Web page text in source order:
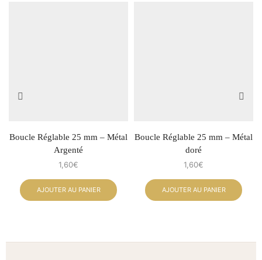
Boucle Réglable 25 mm – Métal
Argenté
1,60€
AJOUTER AU PANIER
Boucle Réglable 25 mm – Métal
doré
1,60€
AJOUTER AU PANIER